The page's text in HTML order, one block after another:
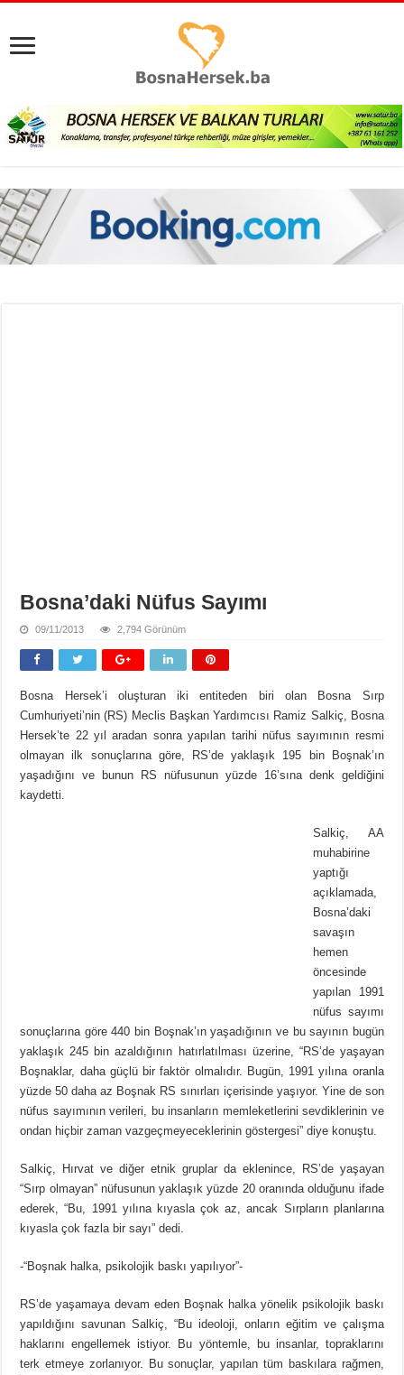
Bosna’daki Nüfus Sayımı
09/11/2013 2,794 Görünüm
Bosna Hersek’i oluşturan iki entiteden biri olan Bosna Sırp
Cumhuriyeti’nin (RS) Meclis Başkan Yardımcısı Ramiz Salkiç, Bosna
Hersek’te 22 yıl aradan sonra yapılan tarihi nüfus sayımının resmi
olmayan ilk sonuçlarına göre, RS’de yaklaşık 195 bin Boşnak’ın
yaşadığını ve bunun RS nüfusunun yüzde 16’sına denk geldiğini
kaydetti.
Salkiç, AA
muhabirine
yaptığı
açıklamada,
Bosna’daki
savaşın
hemen
öncesinde
yapılan 1991
nüfus sayımı
sonuçlarına göre 440 bin Boşnak’ın yaşadığının ve bu sayının bugün
yaklaşık 245 bin azaldığının hatırlatılması üzerine, “RS’de yaşayan
Boşnaklar, daha güçlü bir faktör olmalıdır. Bugün, 1991 yılına oranla
yüzde 50 daha az Boşnak RS sınırları içerisinde yaşıyor. Yine de son
nüfus sayımının verileri, bu insanların memleketlerini sevdiklerinin ve
ondan hiçbir zaman vazgeçmeyeceklerinin göstergesi” diye konuştu.
Salkiç, Hırvat ve diğer etnik gruplar da eklenince, RS’de yaşayan
“Sırp olmayan” nüfusunun yaklaşık yüzde 20 oranında olduğunu ifade
ederek, “Bu, 1991 yılına kıyasla çok az, ancak Sırpların planlarına
kıyasla çok fazla bir sayı” dedi.
-“Boşnak halka, psikolojik baskı yapılıyor”-
RS’de yaşamaya devam eden Boşnak halka yönelik psikolojik baskı
yapıldığını savunan Salkiç, “Bu ideoloji, onların eğitim ve çalışma
haklarını engellemek istiyor. Bu yöntemle, bu insanlar, topraklarını
terk etmeye zorlanıyor. Bu sonuçlar, yapılan tüm baskılara rağmen,